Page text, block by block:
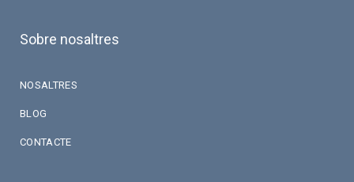
Sobre nosaltres
NOSALTRES
BLOG
CONTACTE